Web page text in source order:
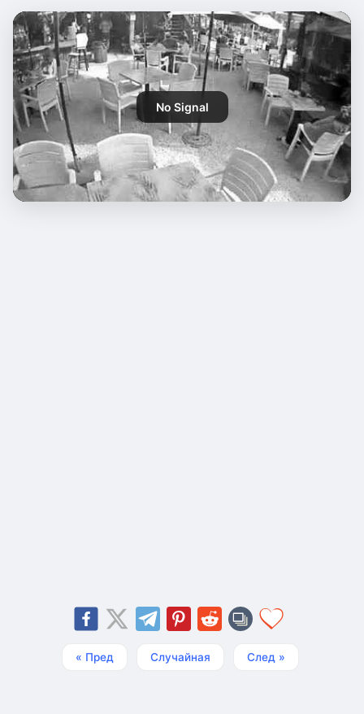
No Signal
« Пред Случайная След »